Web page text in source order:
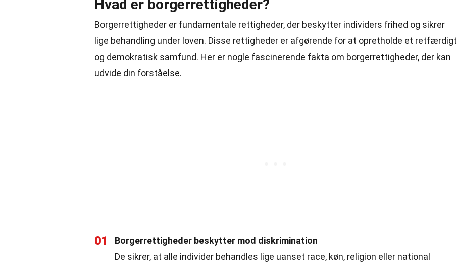
Hvad er borgerrettigheder?
Borgerrettigheder er fundamentale rettigheder, der beskytter individers frihed og sikrer
lige behandling under loven. Disse rettigheder er afgørende for at opretholde et retfærdigt
og demokratisk samfund. Her er nogle fascinerende fakta om borgerrettigheder, der kan
udvide din forståelse.
01
Borgerrettigheder beskytter mod diskrimination
De sikrer, at alle individer behandles lige uanset race, køn, religion eller national